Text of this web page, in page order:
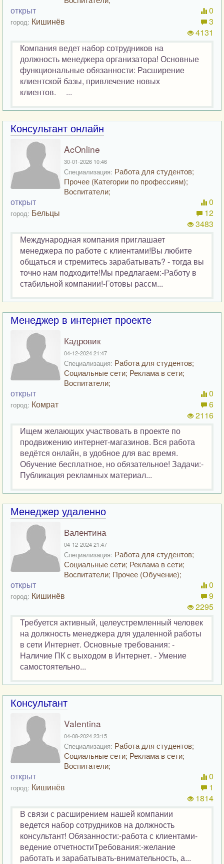
открыт
город: Кишинёв
0
3
4131
Компания ведет набор сотрудников на
должность менеджера организатора! Основные
функциональные обязанности: Расширение
клиентской базы, привлечение новых
клиентов. ...
Консультант онлайн
AcOnline
30-01-2026 10:46
Специализация: Работа для студентов;
Прочее (Категории по профессиям);
Воспитатели;
открыт
город: Бельцы
0
12
3483
Международная компания приглашает
менеджера по работе с клиентами!Вы любите
общаться и стремитесь зарабатывать? - тогда вы
точно нам подходите!Мы предлагаем:-Работу в
стабильной компании!-Готовы рассм...
Менеджер в интернет проекте
Кадровик
04-12-2024 21:47
Специализация: Работа для студентов;
Социальные сети; Реклама в сети;
Воспитатели;
открыт
город: Комрат
0
6
2116
Ищем желающих участвовать в проекте по
продвижению интернет-магазинов. Вся работа
ведётся онлайн, в удобное для вас время.
Обучение бесплатное, но обязательное! Задачи:-
Публикация рекламных материал...
Менеджер удаленно
Валентина
04-12-2024 21:47
Специализация: Работа для студентов;
Социальные сети; Реклама в сети;
Воспитатели; Прочее (Обучение);
открыт
город: Кишинёв
0
9
2295
Требуется активный, целеустремленный человек
на должность менеджера для удаленной работы
в сети Интернет. Основные требования: -
Наличие ПК с выходом в Интернет. - Умение
самостоятельно...
Консультант
Valentina
04-08-2024 23:15
Специализация: Работа для студентов;
Социальные сети; Реклама в сети;
Воспитатели;
открыт
город: Кишинёв
0
1
1814
В связи с расширением нашей компании
ведется набор сотрудников на должность
консультант! Обязанности:-работа с клиентами-
ведение отчетностиТребования:-желание
работать и зарабатывать-внимательность, а...